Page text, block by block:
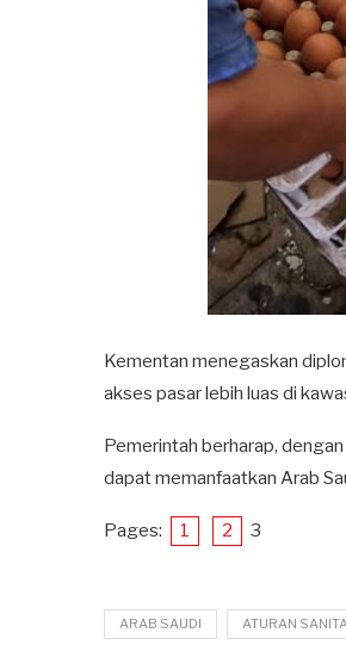
Kementan menegaskan
akses pasar lebih luas di
Pemerintah berharap,
dapat memanfaatkan Arab
Pages: 1 2 3
ARAB SAUDI ATURAN